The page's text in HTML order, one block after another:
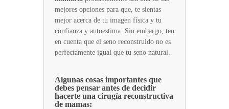
mejores opciones para que, te sientas
mejor acerca de tu imagen física y tu
confianza y autoestima. Sin embargo, ten
en cuenta que el seno reconstruido no es
perfectamente igual que tu seno natural.
Algunas cosas importantes que
debes pensar antes de decidir
hacerte una cirugía reconstructiva
de mamas: